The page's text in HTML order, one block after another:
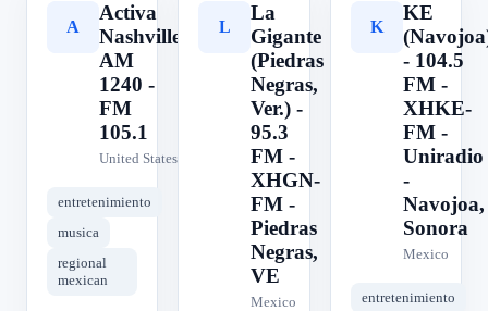
A
Activa
Nashville
AM
1240 -
FM
105.1
United States
entretenimiento
musica
regional
mexican
L
La
Gigante
(Piedras
Negras,
Ver.) -
95.3
FM -
XHGN-
FM -
Piedras
Negras,
VE
Mexico
K
KE
- 104.5
FM -
XHKE-
FM -
Uniradio
-
Navojoa,
Sonora
Mexico
entretenimiento